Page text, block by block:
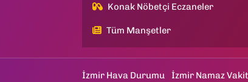
Konak Nöbetçi Eczaneler
Tüm Manşetler
İzmir Hava Durumu İzmir Namaz